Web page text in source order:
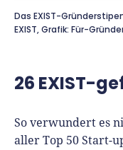
Das EXIST-
EXIST, Grafik: Für-
26 EXIST-
So verwundert es
aller Top 50 Start-